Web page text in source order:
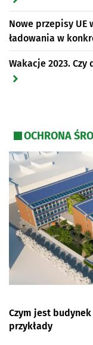
Nowe przepisy
ładowania w
Wakacje 2023.
OCHRONA
Czym jest
przykłady